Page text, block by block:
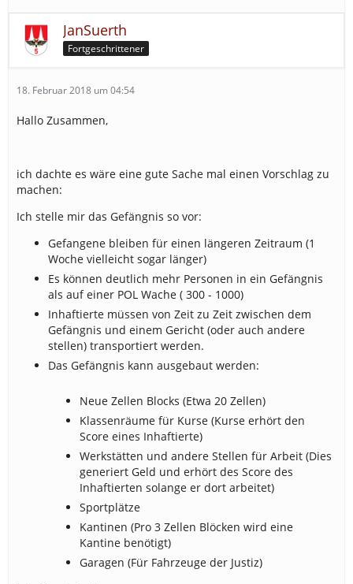
JanSuerth
Fortgeschrittener
18. Februar 2018 um 04:54
Hallo Zusammen,
ich dachte es wäre eine gute Sache mal einen Vorschlag zu
machen:
Ich stelle mir das Gefängnis so vor:
Gefangene bleiben für einen längeren Zeitraum (1
Woche vielleicht sogar länger)
Es können deutlich mehr Personen in ein Gefängnis
als auf einer POL Wache ( 300 - 1000)
Inhaftierte müssen von Zeit zu Zeit zwischen dem
Gefängnis und einem Gericht (oder auch andere
stellen) transportiert werden.
Das Gefängnis kann ausgebaut werden:
Neue Zellen Blocks (Etwa 20 Zellen)
Klassenräume für Kurse (Kurse erhört den
Score eines Inhaftierte)
Werkstätten und andere Stellen für Arbeit (Dies
generiert Geld und erhört des Score des
Inhaftierten solange er dort arbeitet)
Sportplätze
Kantinen (Pro 3 Zellen Blöcken wird eine
Kantine benötigt)
Garagen (Für Fahrzeuge der Justiz)